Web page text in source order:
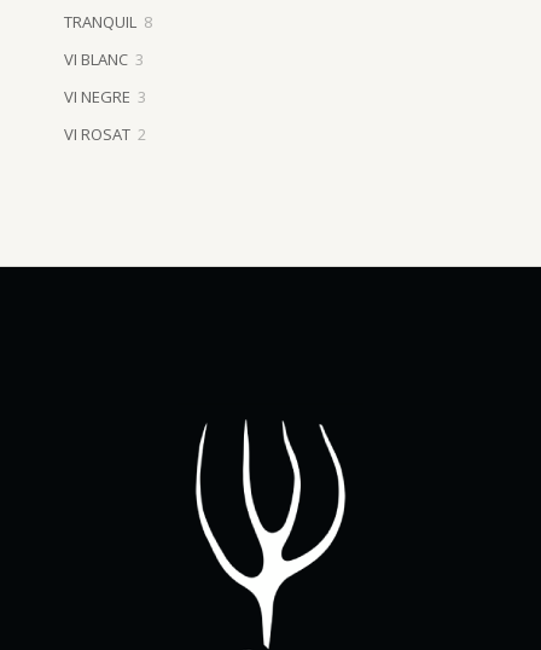
TRANQUIL 88
VI BLANC 3
VI NEGRE 3
VI ROSAT 2